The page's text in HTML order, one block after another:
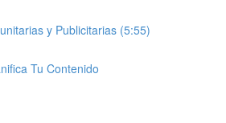
y Publicitarias (5:55)
Tu Contenido